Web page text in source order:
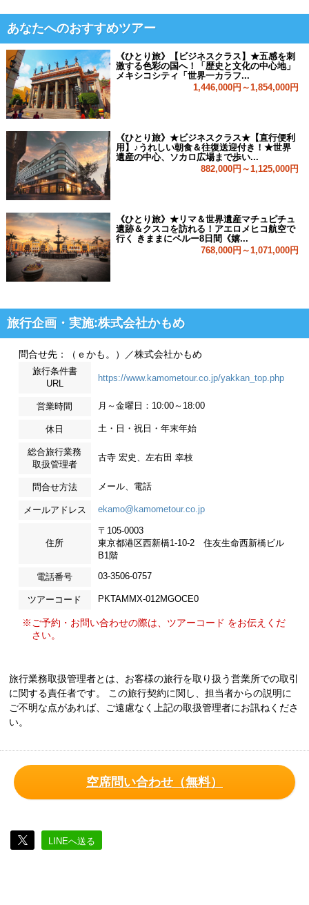
あなたへのおすすめツアー
《ひとり旅》【ビジネスクラス】★五感を刺
激する色彩の国へ！「歴史と文化の中心地」
メキシコシティ「世界一カラフ...
1,446,000円～1,854,000円
《ひとり旅》★ビジネスクラス★【直行便利
用】♪うれしい朝食＆往復送迎付き！★世界
遺産の中心、ソカロ広場まで歩い...
882,000円～1,125,000円
《ひとり旅》★リマ＆世界遺産マチュピチュ
遺跡＆クスコを訪れる！アエロメヒコ航空で
行く きままにペルー8日間《嬉...
768,000円～1,071,000円
旅行企画・実施:株式会社かもめ
問合せ先：（ｅかも。）／株式会社かもめ
旅行条件書
URL
https://www.kamometour.co.jp/yakkan_top.php
営業時間 月～金曜日：10:00～18:00
休日 土・日・祝日・年末年始
総合旅行業務
取扱管理者
古寺 宏史、左右田 幸枝
問合せ方法 メール、電話
メールアドレス ekamo@kamometour.co.jp
住所
〒105-0003
東京都港区西新橋1-10-2 住友生命西新橋ビル
B1階
電話番号 03-3506-0757
ツアーコード PKTAMMX-012MGOCE0
※ご予約・お問い合わせの際は、ツアーコード をお伝えくだ
さい。
旅行業務取扱管理者とは、お客様の旅行を取り扱う営業所での取引
に関する責任者です。 この旅行契約に関し、担当者からの説明に
ご不明な点があれば、ご遠慮なく上記の取扱管理者にお訊ねくださ
い。
空席問い合わせ（無料）
LINEへ送る